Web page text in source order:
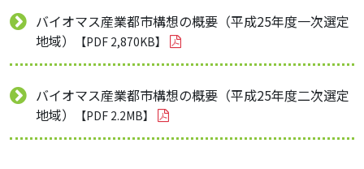
バイオマス産業都市構想の概要（平成25年度一次選定
地域）
【PDF 2,870KB】
バイオマス産業都市構想の概要（平成25年度二次選定
地域）
【PDF 2.2MB】